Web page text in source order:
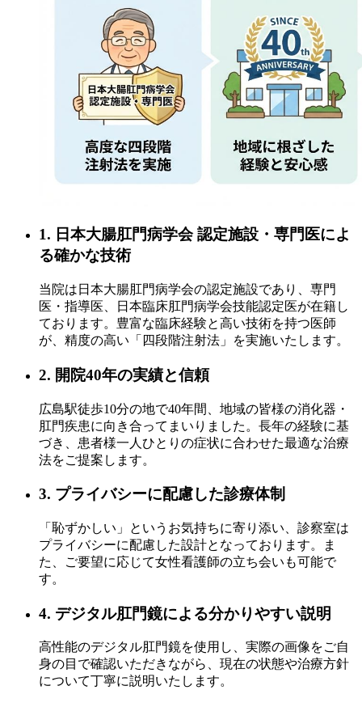
1. 日本大腸肛門病学会 認定施設・専門医によ
る確かな技術
当院は日本大腸肛門病学会の認定施設であり、専門
医・指導医、日本臨床肛門病学会技能認定医が在籍し
ております。豊富な臨床経験と高い技術を持つ医師
が、精度の高い「四段階注射法」を実施いたします。
2. 開院40年の実績と信頼
広島駅徒歩10分の地で40年間、地域の皆様の消化器・
肛門疾患に向き合ってまいりました。長年の経験に基
づき、患者様一人ひとりの症状に合わせた最適な治療
法をご提案します。
3. プライバシーに配慮した診療体制
「恥ずかしい」というお気持ちに寄り添い、診察室は
プライバシーに配慮した設計となっております。ま
た、ご要望に応じて女性看護師の立ち会いも可能で
す。
4. デジタル肛門鏡による分かりやすい説明
高性能のデジタル肛門鏡を使用し、実際の画像をご自
身の目で確認いただきながら、現在の状態や治療方針
について丁寧に説明いたします。